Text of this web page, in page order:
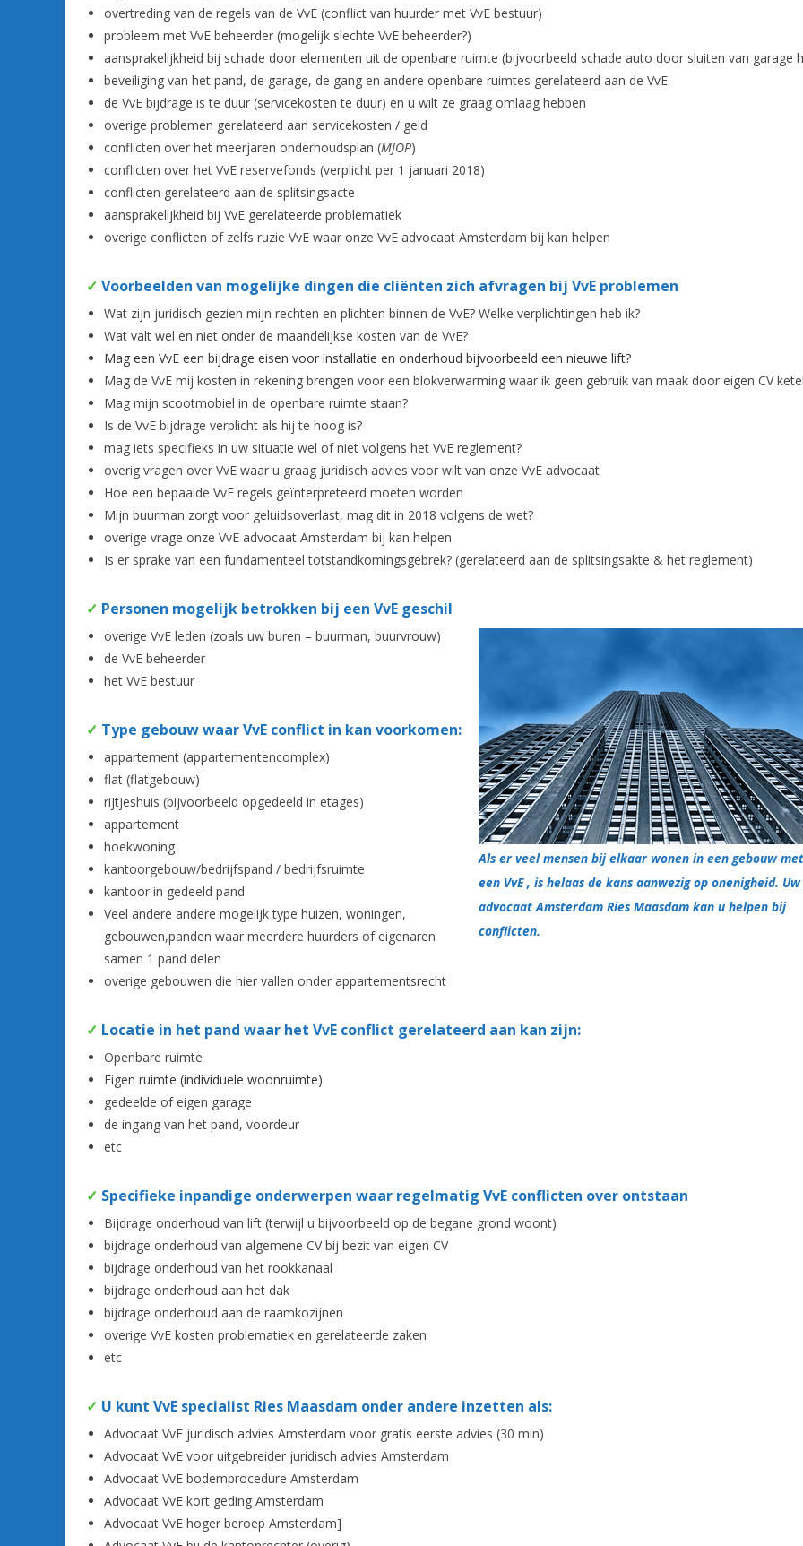
overtreding van de regels van de VvE (conflict van huurder met VvE bestuur)
probleem met VvE beheerder (mogelijk slechte VvE beheerder?)
aansprakelijkheid bij schade door elementen uit de openbare ruimte (bijvoorbeeld schade auto door sluiten van garage
beveiliging van het pand, de garage, de gang en andere openbare ruimtes gerelateerd aan de VvE
de VvE bijdrage is te duur (servicekosten te duur) en u wilt ze graag omlaag hebben
overige problemen gerelateerd aan servicekosten / geld
conflicten over het meerjaren onderhoudsplan (MJOP)
conflicten over het VvE reservefonds (verplicht per 1 januari 2018)
conflicten gerelateerd aan de splitsingsacte
aansprakelijkheid bij VvE gerelateerde problematiek
overige conflicten of zelfs ruzie VvE waar onze VvE advocaat Amsterdam bij kan helpen
✓ Voorbeelden van mogelijke dingen die cliënten zich afvragen bij VvE problemen
Wat zijn juridisch gezien mijn rechten en plichten binnen de VvE? Welke verplichtingen heb ik?
Wat valt wel en niet onder de maandelijkse kosten van de VvE?
Mag een VvE een bijdrage eisen voor installatie en onderhoud bijvoorbeeld een nieuwe lift?
Mag de VvE mij kosten in rekening brengen voor een blokverwarming waar ik geen gebruik van maak door eigen CV
Mag mijn scootmobiel in de openbare ruimte staan?
Is de VvE bijdrage verplicht als hij te hoog is?
mag iets specifieks in uw situatie wel of niet volgens het VvE reglement?
overig vragen over VvE waar u graag juridisch advies voor wilt van onze VvE advocaat
Hoe een bepaalde VvE regels geïnterpreteerd moeten worden
Mijn buurman zorgt voor geluidsoverlast, mag dit in 2018 volgens de wet?
overige vrage onze VvE advocaat Amsterdam bij kan helpen
Is er sprake van een fundamenteel totstandkomingsgebrek? (gerelateerd aan de splitsingsakte & het reglement)
✓ Personen mogelijk betrokken bij een VvE geschil
Als er veel mensen bij elkaar wonen in een gebouw
een VvE , is helaas de kans aanwezig op onenigheid. Uw
advocaat Amsterdam Ries Maasdam kan u helpen bij
conflicten.
overige VvE leden (zoals uw buren – buurman, buurvrouw)
de VvE beheerder
het VvE bestuur
✓ Type gebouw waar VvE conflict in kan voorkomen:
appartement (appartementencomplex)
flat (flatgebouw)
rijtjeshuis (bijvoorbeeld opgedeeld in etages)
appartement
hoekwoning
kantoorgebouw/bedrijfspand / bedrijfsruimte
kantoor in gedeeld pand
Veel andere andere mogelijk type huizen, woningen,
gebouwen,panden waar meerdere huurders of eigenaren
samen 1 pand delen
overige gebouwen die hier vallen onder appartementsrecht
✓ Locatie in het pand waar het VvE conflict gerelateerd aan kan zijn:
Openbare ruimte
Eigen ruimte (individuele woonruimte)
gedeelde of eigen garage
de ingang van het pand, voordeur
etc
✓ Specifieke inpandige onderwerpen waar regelmatig VvE conflicten over ontstaan
Bijdrage onderhoud van lift (terwijl u bijvoorbeeld op de begane grond woont)
bijdrage onderhoud van algemene CV bij bezit van eigen CV
bijdrage onderhoud van het rookkanaal
bijdrage onderhoud aan het dak
bijdrage onderhoud aan de raamkozijnen
overige VvE kosten problematiek en gerelateerde zaken
etc
✓ U kunt VvE specialist Ries Maasdam onder andere inzetten als:
Advocaat VvE juridisch advies Amsterdam voor gratis eerste advies (30 min)
Advocaat VvE voor uitgebreider juridisch advies Amsterdam
Advocaat VvE bodemprocedure Amsterdam
Advocaat VvE kort geding Amsterdam
Advocaat VvE hoger beroep Amsterdam]